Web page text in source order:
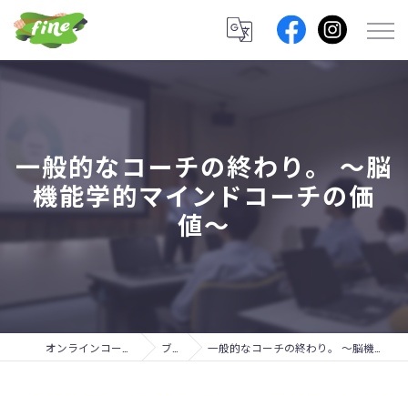
一般的なコーチの終わり。 〜脳
機能学的マインドコーチの価
値〜
ブログ 一般的なコーチの終わり。 〜脳機能学的マインドコーチの価値〜